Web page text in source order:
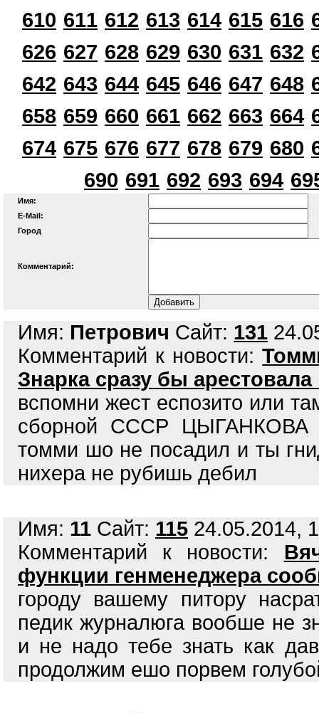
610 611 612 613 614 615 616
626 627 628 629 630 631 632
642 643 644 645 646 647 648
658 659 660 661 662 663 664
674 675 676 677 678 679 680
690 691 692 693 694
Имя:
E-Mail:
Город
Комментарий:
Имя: Петрович Сайт: 131
Комментарий к новости:
Знарка сразу бы
вспомни жест еспозито или
сборной СССР ЦЫГАНКОВА
томми шо не посадил и ты
нихера не рубишь дебил
Имя: 11 Сайт: 115 24.05.2014,
Комментарий к новости:
функции генменеджера
городу вашему питору
педик журналюга вообше не
и не надо тебе знать как
продолжим ешо порвем